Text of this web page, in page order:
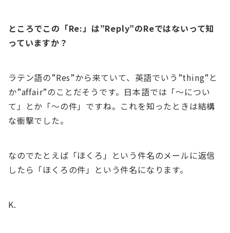
ところでこの「Re:」は”Reply”のReではないって知
っていますか？
ラテン語の”Res”から来ていて、英語でいう”thing”と
か”affair”のことだそうです。日本語では「～につい
て」とか「～の件」ですね。これを知ったときは結構
な衝撃でした。
なのでたとえば「ほくろ」という件名のメールに返信
したら「ほくろの件」という件名になります。
K.